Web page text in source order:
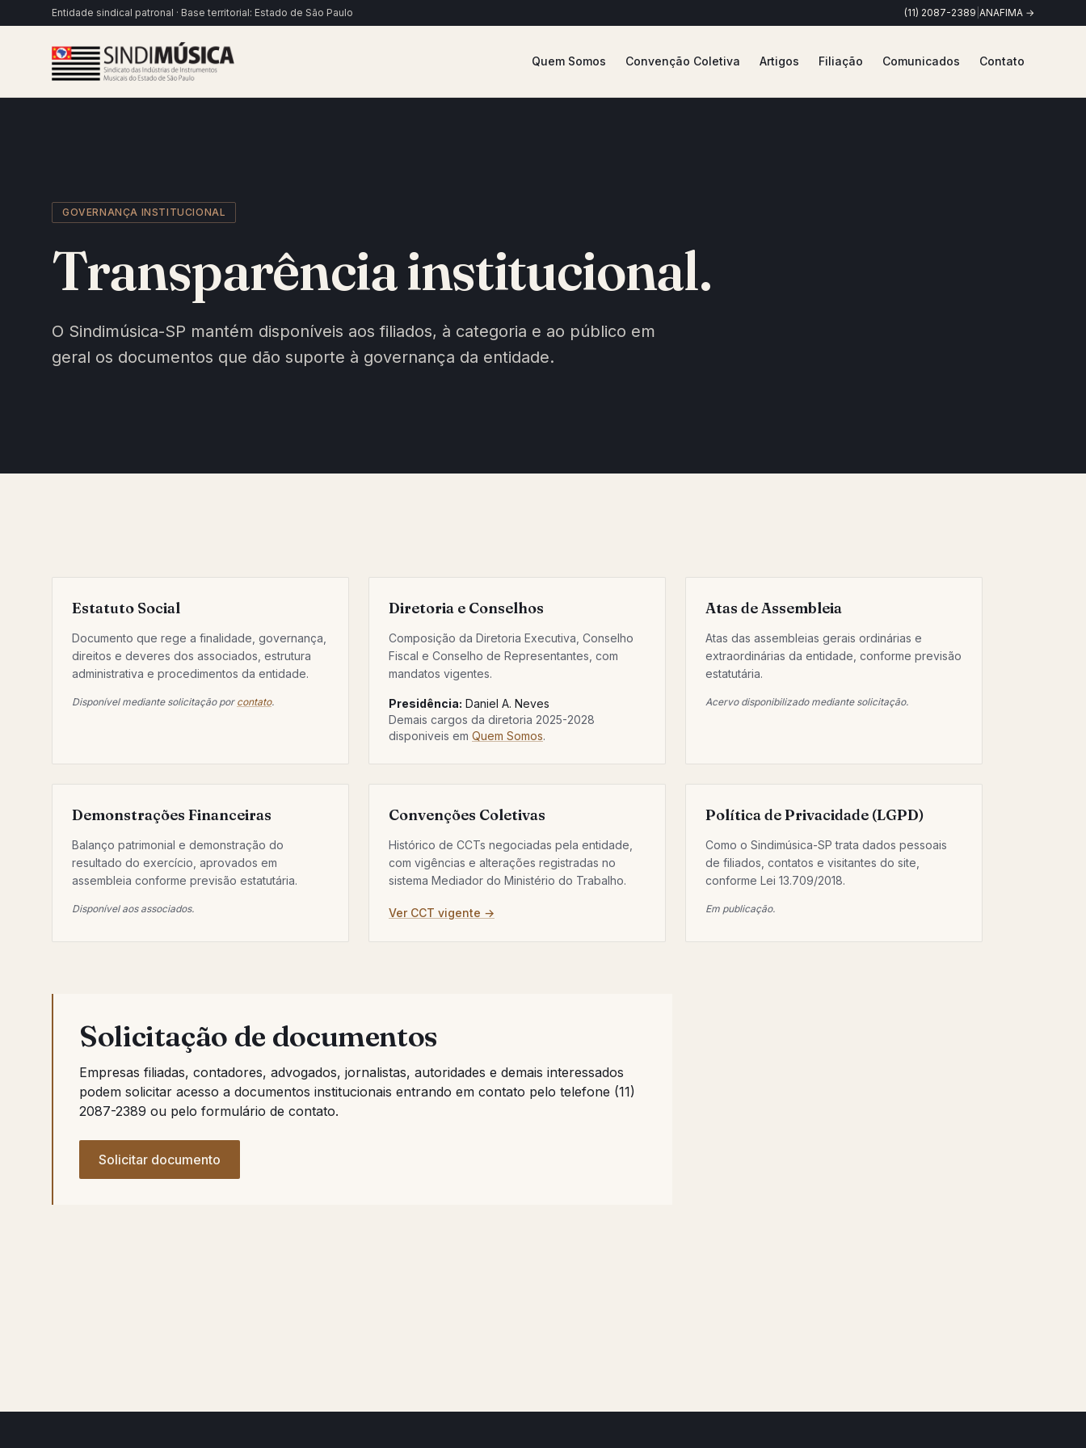
Pular para o conteúdo
Entidade sindical patronal · Base territorial: Estado de São Paulo (11) 2087-2389 ANAFIMA →
Quem Somos Convenção Coletiva Artigos Filiação Comunicados Contato
GOVERNANÇA INSTITUCIONAL
Transparência institucional.
O Sindimúsica-SP mantém disponíveis aos filiados, à categoria e ao público em
geral os documentos que dão suporte à governança da entidade.
Estatuto Social
Documento que rege a finalidade, governança,
direitos e deveres dos associados, estrutura
administrativa e procedimentos da entidade.
Disponível mediante solicitação por contato.
Diretoria e Conselhos
Composição da Diretoria Executiva, Conselho
Fiscal e Conselho de Representantes, com
mandatos vigentes.
Presidência: Daniel A. Neves
Demais cargos da diretoria 2025-2028
disponiveis em Quem Somos.
Atas de Assembleia
Atas das assembleias gerais ordinárias e
extraordinárias da entidade, conforme previsão
estatutária.
Acervo disponibilizado mediante solicitação.
Demonstrações Financeiras
Balanço patrimonial e demonstração do
resultado do exercício, aprovados em
assembleia conforme previsão estatutária.
Disponível aos associados.
Convenções Coletivas
Histórico de CCTs negociadas pela entidade,
com vigências e alterações registradas no
sistema Mediador do Ministério do Trabalho.
Ver CCT vigente →
Política de Privacidade (LGPD)
Como o Sindimúsica-SP trata dados pessoais
de filiados, contatos e visitantes do site,
conforme Lei 13.709/2018.
Em publicação.
Solicitação de documentos
Empresas filiadas, contadores, advogados, jornalistas, autoridades e demais interessados
podem solicitar acesso a documentos institucionais entrando em contato pelo telefone (11)
2087-2389 ou pelo formulário de contato.
Solicitar documento